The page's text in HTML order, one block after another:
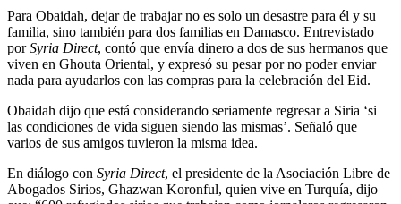
Para Obaidah, dejar de trabajar no es solo un desastre para él y su
familia, sino también para dos familias en Damasco. Entrevistado
porSyria Direct, contó que envía dinero a dos de sus hermanos que
viven en Ghouta Oriental, y expresó su pesar por no poder enviar
nada para ayudarlos con las compras para la celebración del Eid.
Obaidah dijo que está considerando seriamente regresar a Siria ‘si
las condiciones de vida siguen siendo las mismas’. Señaló que
varios de sus amigos tuvieron la misma idea.
En diálogo con Syria Direct, el presidente de la Asociación Libre de
Abogados Sirios, Ghazwan Koronful, quien vive en Turquía, dijo